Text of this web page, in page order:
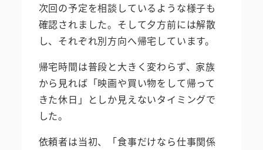
次回の予定を相談しているような様子も
確認されました。そして夕方前には解散
し、それぞれ別方向へ帰宅しています。
帰宅時間は普段と大きく変わらず、家族
から見れば「映画や買い物をして帰って
きた休日」としか見えないタイミングで
した。
依頼者は当初、「食事だけなら仕事関係